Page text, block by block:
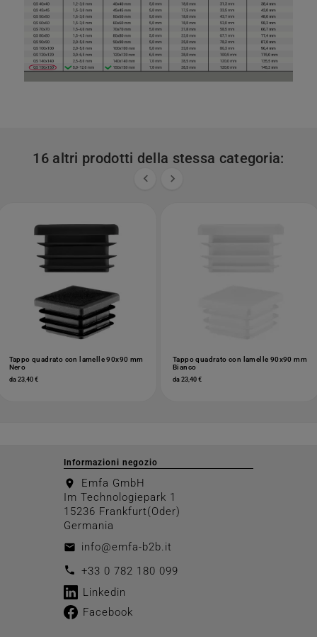
16 altri prodotti della stessa categoria:
 
Tappo quadrato con lamelle 90x90 mm
Nero
da 23,40 €
Tappo quadrato con lamelle 90x90 mm
Bianco
da 23,40 €
Informazioni negozio
location_on
Emfa GmbH
Im Technologiepark 1
15236 Frankfurt(Oder)
Germania
email info@emfa-b2b.it
call +33 0 782 180 099
Linkedin
Facebook